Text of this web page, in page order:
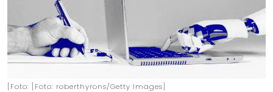
[Foto: [Foto: roberthyrons/Getty Images]